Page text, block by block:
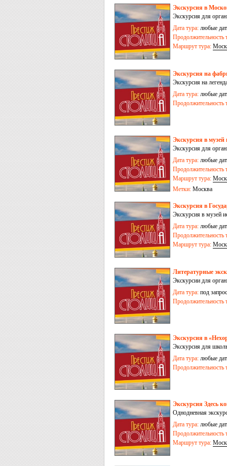
Экскурсия в
Экскурсия для
Дата тура: любые
Продолжительность
Маршрут тура:
Экскурсия на
Экскурсия на
Дата тура: любые
Продолжительность
Экскурсия в музей
Экскурсия для
Дата тура: любые
Продолжительность
Маршрут тура:
Метки: Москва
Экскурсия в
Экскурсия в музей
Дата тура: любые
Продолжительность
Маршрут тура:
Литературные
Экскурсии для
писателей
Дата тура: под запрос
Продолжительность
Экскурсия в
Экскурсия для
Дата тура: любые
Продолжительность
Экскурсия Здесь
Однодневная
Дата тура: любые
Продолжительность
Маршрут тура: